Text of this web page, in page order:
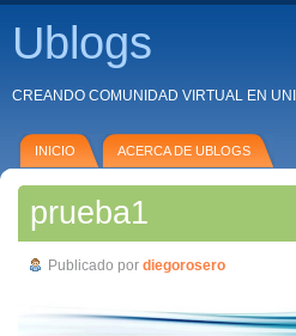
Ublogs
CREANDO COMUNIDAD VIRTUAL EN
INICIO ACERCA DE UBLOGS
prueba1
Publicado por diegorosero